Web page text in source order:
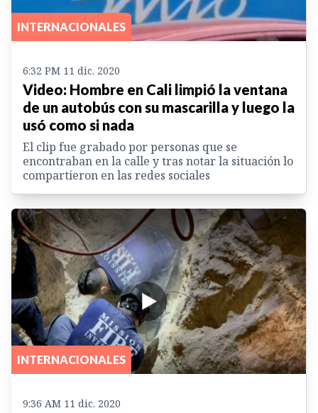
INTERNACIONALES
6:32 PM 11 dic. 2020
Video: Hombre en Cali limpió la ventana
de un autobús con su mascarilla y luego la
usó como si nada
El clip fue grabado por personas que se
encontraban en la calle y tras notar la situación lo
compartieron en las redes sociales
INTERNACIONALES
9:36 AM 11 dic. 2020